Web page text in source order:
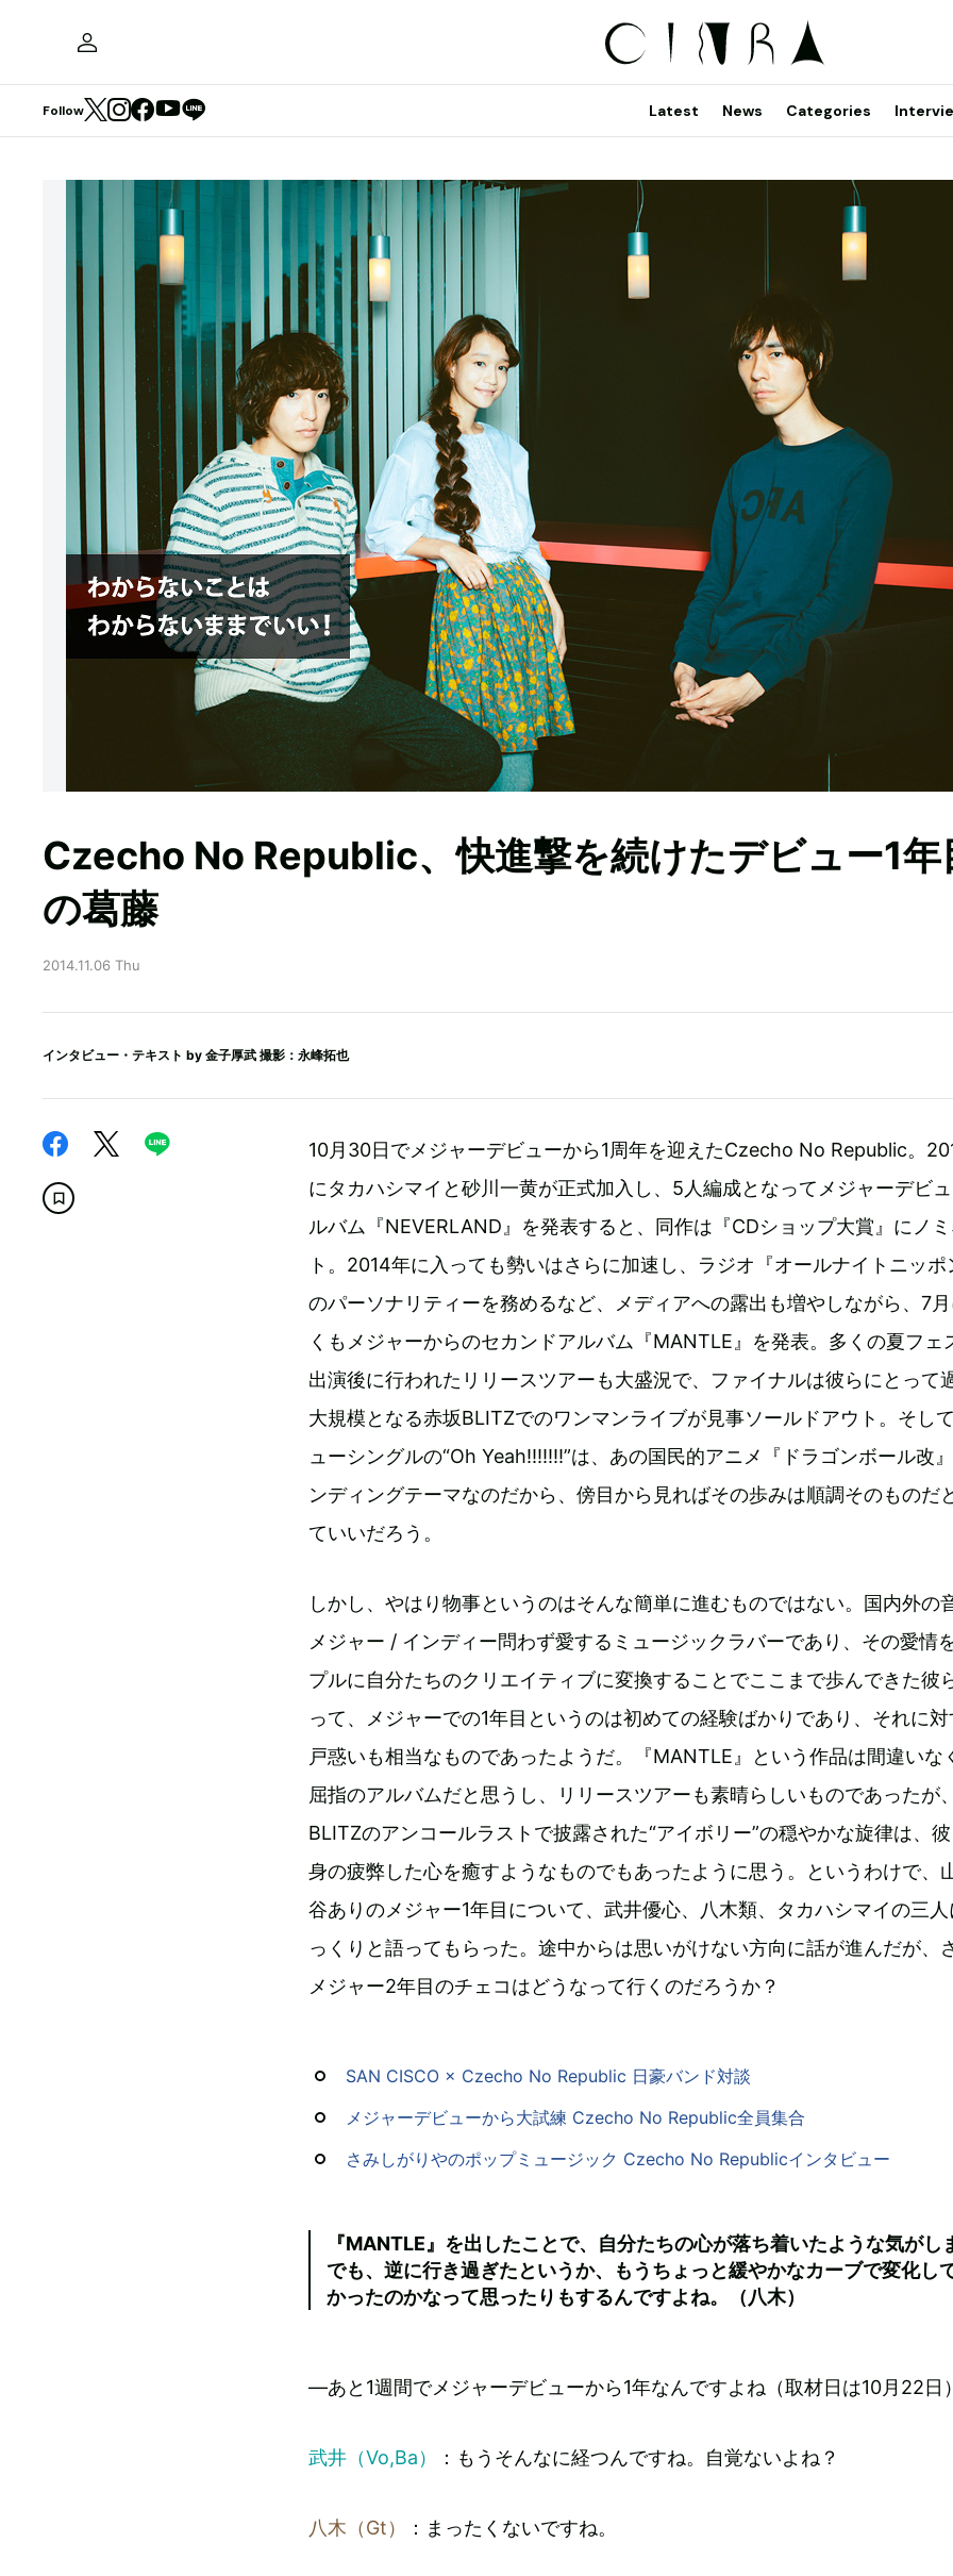
Follow Latest News Categories
Czecho No Republic、快進撃を続けたデビュー1年
の葛藤
2014.11.06 Thu
インタビュー・テキスト by 金子厚武 撮影：永峰拓也
10月30日でメジャーデビューから1周年を迎えたCzecho No Republic。
にタカハシマイと砂川一黄が正式加入し、5人編成となってメジャーデビ
ルバム『NEVERLAND』を発表すると、同作は『CDショップ大賞』にノ
ト。2014年に入っても勢いはさらに加速し、ラジオ『オールナイトニッポ
のパーソナリティーを務めるなど、メディアへの露出も増やしながら、7
くもメジャーからのセカンドアルバム『MANTLE』を発表。多くの夏フェ
出演後に行われたリリースツアーも大盛況で、ファイナルは彼らにとって
大規模となる赤坂BLITZでのワンマンライブが見事ソールドアウト。そし
ューシングルの“Oh Yeah!!!!!!!”は、あの国民的アニメ『ドラゴンボール改
ンディングテーマなのだから、傍目から見ればその歩みは順調そのものだ
ていいだろう。
しかし、やはり物事というのはそんな簡単に進むものではない。国内外の
メジャー / インディー問わず愛するミュージックラバーであり、その愛情
プルに自分たちのクリエイティブに変換することでここまで歩んできた彼
って、メジャーでの1年目というのは初めての経験ばかりであり、それに
戸惑いも相当なものであったようだ。『MANTLE』という作品は間違いな
屈指のアルバムだと思うし、リリースツアーも素晴らしいものであったが
BLITZのアンコールラストで披露された“アイボリー”の穏やかな旋律は、
身の疲弊した心を癒すようなものでもあったように思う。というわけで、
谷ありのメジャー1年目について、武井優心、八木類、タカハシマイの三
っくりと語ってもらった。途中からは思いがけない方向に話が進んだが、
メジャー2年目のチェコはどうなって行くのだろうか？
SAN CISCO × Czecho No Republic 日豪バンド対談
メジャーデビューから大試練 Czecho No Republic全員集合
さみしがりやのポップミュージック Czecho No Republicインタビュー
『MANTLE』を出したことで、自分たちの心が落ち着いたような気がし
でも、逆に行き過ぎたというか、もうちょっと緩やかなカーブで変化し
かったのかなって思ったりもするんですよね。（八木）
―あと1週間でメジャーデビューから1年なんですよね（取材日は10月22日
武井（Vo,Ba） ：もうそんなに経つんですね。自覚ないよね？
八木（Gt） ：まったくないですね。